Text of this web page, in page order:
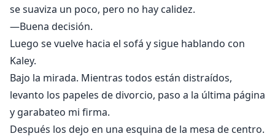
se suaviza un poco, pero no hay calidez.
—Buena decisión.
Luego se vuelve hacia el sofá y sigue hablando con
Kaley.
Bajo la mirada. Mientras todos están distraídos,
levanto los papeles de divorcio, paso a la última página
y garabateo mi firma.
Después los dejo en una esquina de la mesa de centro.